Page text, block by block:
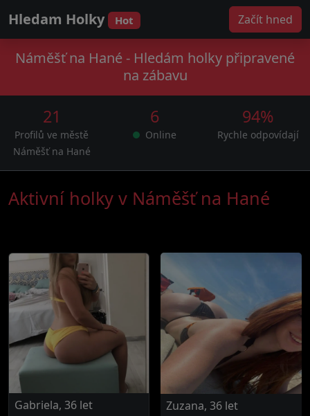
Hledam Holky Hot Začít hned
Náměšť na Hané - Hledám holky připravené
na zábavu
21
Profilů ve městě
Náměšť na Hané
6
Online
94%
Rychle odpovídají
Aktivní holky v Náměšť na Hané
Gabriela, 36 let Zuzana, 36 let